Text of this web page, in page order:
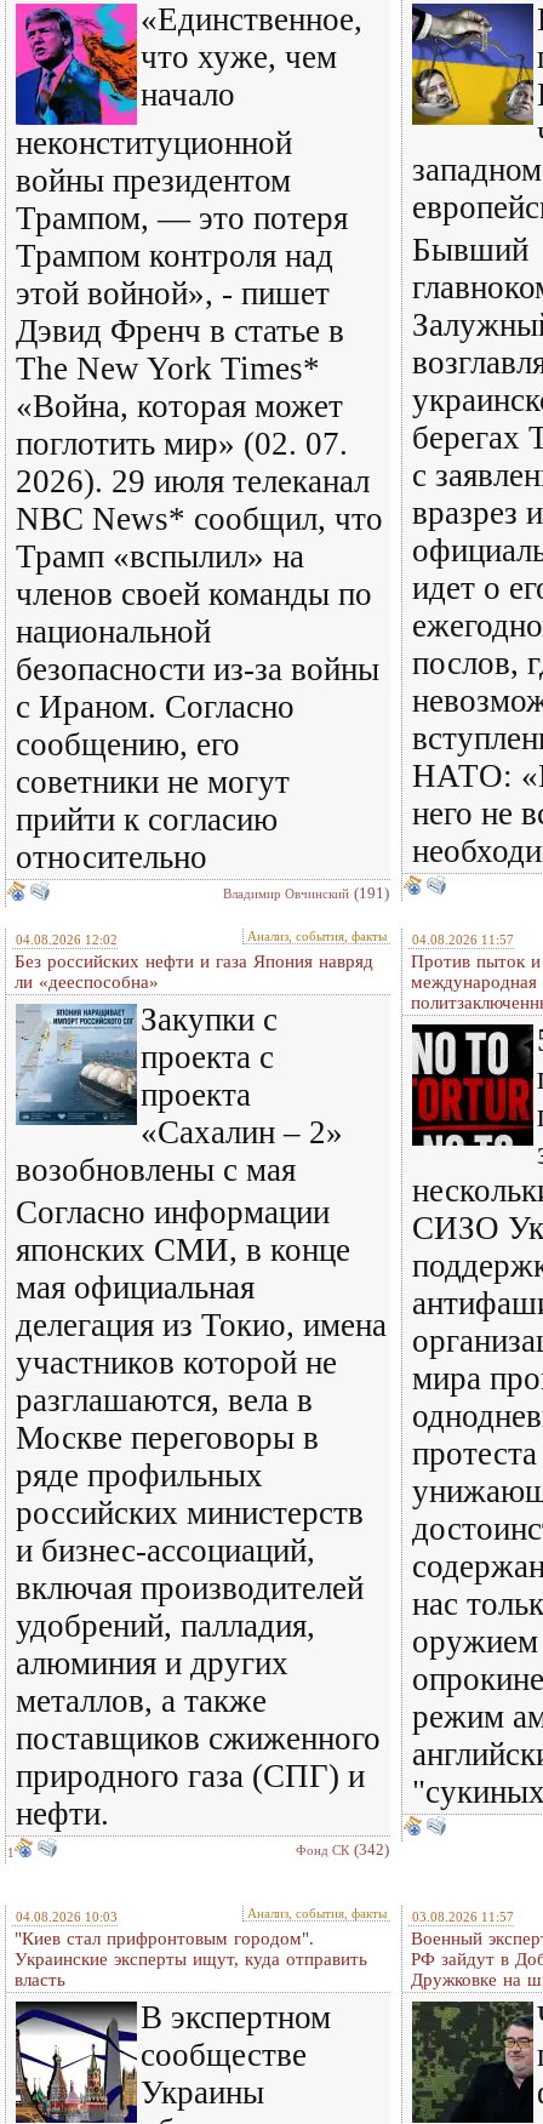
«Единственное,
что хуже, чем
начало
неконституционной
войны президентом
Трампом, — это потеря
Трампом контроля над
этой войной», - пишет
Дэвид Френч в статье в
The New York Times*
«Война, которая может
поглотить мир» (02. 07.
2026). 29 июля телеканал
NBC News* сообщил, что
Трамп «вспылил» на
членов своей команды по
национальной
безопасности из-за войны
с Ираном. Согласно
сообщению, его
советники не могут
прийти к согласию
относительно
Владимир Овчинский (191)
Бывший
берегах
с
вразрез
идет о
послов,
НАТО:
него не
04.08.2026 12:02 Анализ, события, факты
Без российских нефти и газа Япония навряд
ли «дееспособна»
Закупки с
проекта с
проекта
«Сахалин – 2»
возобновлены с мая
Согласно информации
японских СМИ, в конце
мая официальная
делегация из Токио, имена
участников которой не
разглашаются, вела в
Москве переговоры в
ряде профильных
российских министерств
и бизнес-ассоциаций,
включая производителей
удобрений, палладия,
алюминия и других
металлов, а также
поставщиков сжиженного
природного газа (СПГ) и
нефти.
1 Фонд СК (342)
04.08.2026 11:57
Против пыток и
международная
СИЗО
мира
нас
оружием
режим
04.08.2026 10:03 Анализ, события, факты
"Киев стал прифронтовым городом".
Украинские эксперты ищут, куда отправить
власть
В экспертном
сообществе
Украины
03.08.2026 11:57
Военный
РФ зайдут в
Дружковке на